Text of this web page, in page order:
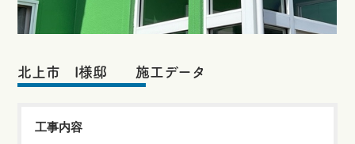
北上市 I様邸 施工データ
工事内容